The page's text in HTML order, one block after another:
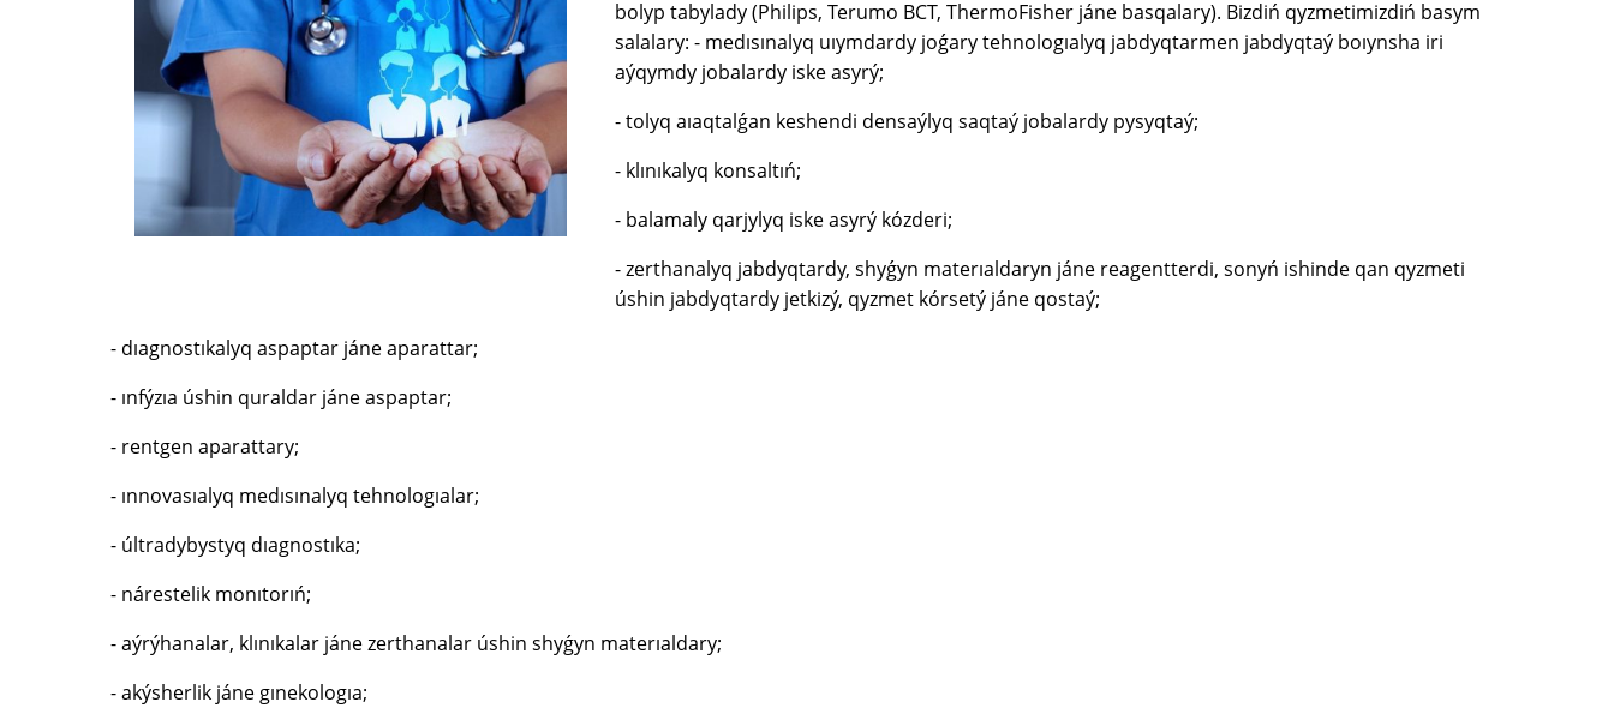
bolyp tabylady (Philips, Terumo BCT, ThermoFisher jáne basqalary). Bizdiń qyzmetimizdiń basym
salalary: - medısınalyq uıymdardy joǵary tehnologıalyq jabdyqtarmen jabdyqtaý boıynsha iri
aýqymdy jobalardy iske asyrý;
- tolyq aıaqtalǵan keshendi densaýlyq saqtaý jobalardy pysyqtaý;
- klınıkalyq konsaltıń;
- balamaly qarjylyq iske asyrý kózderi;
- zerthanalyq jabdyqtardy, shyǵyn materıaldaryn jáne reagentterdi, sonyń ishinde qan qyzmeti
úshin jabdyqtardy jetkizý, qyzmet kórsetý jáne qostaý;
- dıagnostıkalyq aspaptar jáne aparattar;
- ınfýzıa úshin quraldar jáne aspaptar;
- rentgen aparattary;
- ınnovasıalyq medısınalyq tehnologıalar;
- últradybystyq dıagnostıka;
- nárestelik monıtorıń;
- aýrýhanalar, klınıkalar jáne zerthanalar úshin shyǵyn materıaldary;
- akýsherlik jáne gınekologıa;